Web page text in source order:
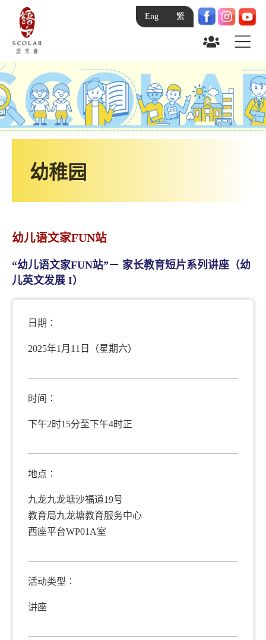
Eng 繁
学术界
研究与发展
正进行的项目
研究与发展项目2027-28
研究与发展项目2024-25
非华语儿童中文分级读物开发奖励计划
已完成的项目
香港语言景观调查 (2012, 2015, 2018 及 2021)
力的期望 (2005)
语常会研究与发展项目研讨会
语常会25周年研讨会
小学 / 中学
资助计划
正进行的计划
主页
关於语常会
语你常在
人工智能高峰会 (AIinLT)
学生语文大使计划
研究与发展
赞助项目
资源
幼稚园
幼儿语文家FUN站
“幼儿语文家FUN站”－ 家长教育短片系列讲座（幼
儿英文发展 I）
日期∶
2025年1月11日（星期六）
时间∶
下午2时15分至下午4时正
地点∶
九龙九龙塘沙福道19号
教育局九龙塘教育服务中心
西座平台WP01A室
活动类型∶
讲座